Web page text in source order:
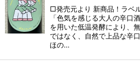
□発売元より 新商品！ラベ
「色気を感じる大人の辛口
を用いた低温発酵により、
ではなく、自然で上品な辛
ほの…